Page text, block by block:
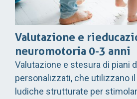
Valutazione e
neuromotoria 0-3 anni
Valutazione e stesura di piani
personalizzati, che utilizzano
ludiche strutturate per